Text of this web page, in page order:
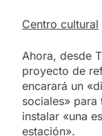
Centro cultural
Ahora, desde
proyecto de
encarará un
sociales»
instalar «una
estación».